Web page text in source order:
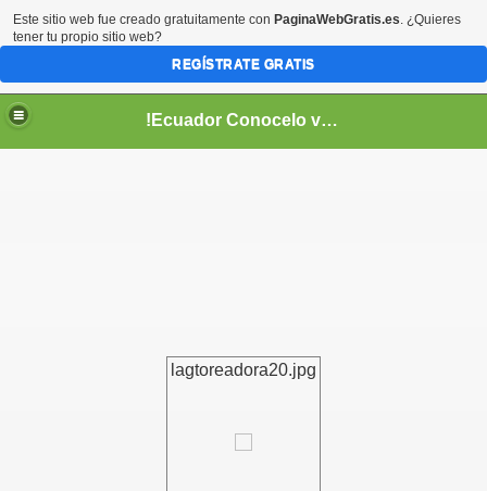
!Ecuador Conocelo vivelo!
lagtoreadora20.jpg
Este sitio web fue creado gratuitamente con PaginaWebGratis.es. ¿Quieres
tener tu propio sitio web?
REGÍSTRATE GRATIS